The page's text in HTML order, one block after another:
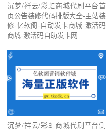
沉梦/祥云/彩虹商城代刷平台首
页公告装修代码排版大全-主站装
修-亿软阁-自动发卡商城-激活码
商城-激活码自助发卡网
沉梦/祥云/彩虹商城代刷平台侧